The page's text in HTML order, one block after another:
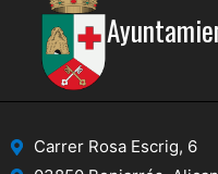
Carrer Rosa Escrig, 6